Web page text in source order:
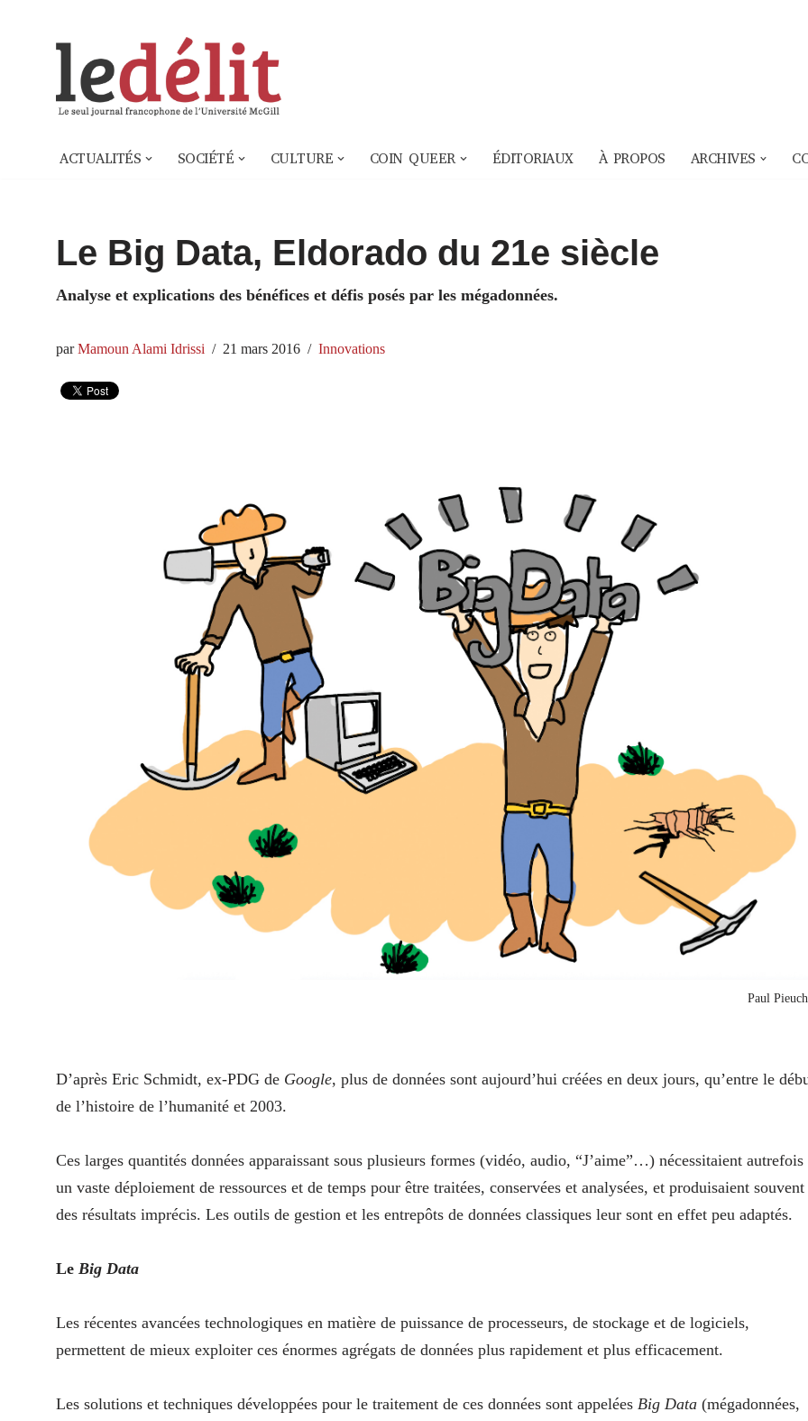
ACTUALITÉS SOCIÉTÉ CULTURE COIN QUEER ÉDITORIAUX À PROPOS ARCHIVES
Le Big Data, Eldorado du 21e siècle
Analyse et explications des bénéfices et défis posés par les mégadonnées.
parMamoun Alami Idrissi 21 mars 2016 Innovations
Paul
D’après Eric Schmidt, ex-PDG de Google, plus de données sont aujourd’hui créées en deux jours, qu’entre le
de l’histoire de l’humanité et 2003.
Ces larges quantités données apparaissant sous plusieurs formes (vidéo, audio, “J’aime”…) nécessitaient autrefois
un vaste déploiement de ressources et de temps pour être traitées, conservées et analysées, et produisaient souvent
des résultats imprécis. Les outils de gestion et les entrepôts de données classiques leur sont en effet peu adaptés.
Le Big Data
Les récentes avancées technologiques en matière de puissance de processeurs, de stockage et de logiciels,
permettent de mieux exploiter ces énormes agrégats de données plus rapidement et plus efficacement.
Les solutions et techniques développées pour le traitement de ces données sont appelées Big Data (mégadonnées,